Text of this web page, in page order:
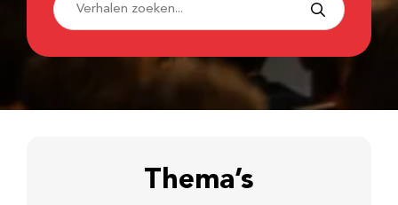
Thema’s